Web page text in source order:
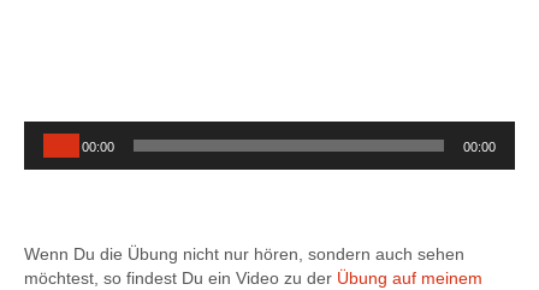
Audio-
Player
00:00 00:00
Wenn Du die Übung nicht nur hören, sondern auch sehen
möchtest, so findest Du ein Video zu der Übung auf meinem